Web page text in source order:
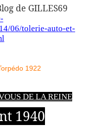
de GILLES69
06/tolerie-auto-et-
DE LA REINE
1940